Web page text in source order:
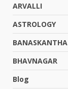
ARVALLI
ASTROLOGY
BANASKANTHA
BHAVNAGAR
Blog